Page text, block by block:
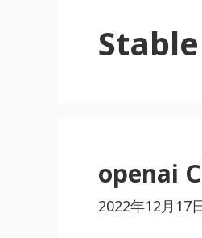
openai
2022年12月17